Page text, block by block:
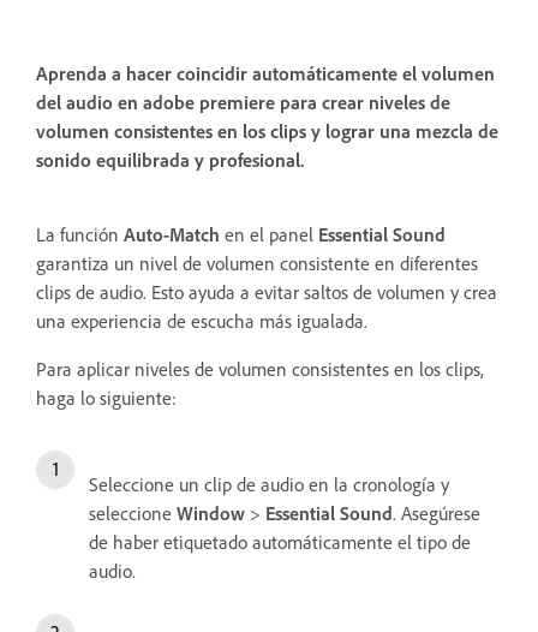
Aprenda a hacer coincidir automáticamente el volumen
del audio en adobe premiere para crear niveles de
volumen consistentes en los clips y lograr una mezcla de
sonido equilibrada y profesional.
La función Auto-Match en el panel Essential Sound
garantiza un nivel de volumen consistente en diferentes
clips de audio. Esto ayuda a evitar saltos de volumen y crea
una experiencia de escucha más igualada.
Para aplicar niveles de volumen consistentes en los clips,
haga lo siguiente:
Seleccione un clip de audio en la cronología y
seleccione Window > Essential Sound. Asegúrese
de haber etiquetado automáticamente el tipo de
audio.